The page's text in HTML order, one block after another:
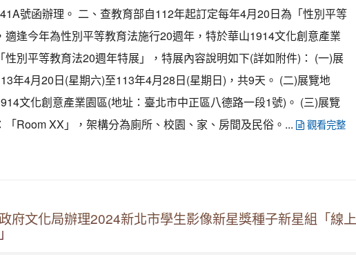
號函辦理。 二、查教育部自112年起訂定每年4月20日為「性別平等
適逢今年為性別平等教育法施行20週年，特於華山1914文化創意產業
性別平等教育法20週年特展」，特展內容說明如下(詳如附件)： (一)展
年4月20日(星期六)至113年4月28日(星期日)，共9天。 (二)展覽地
文化創意產業園區(地址：臺北市中正區八德路一段1號)。 (三)展覽
「Room XX」，架構分為廁所、校園、家、房間及民俗。...
觀看完整
府文化局辦理2024新北市學生影像新星獎種子新星組「線上